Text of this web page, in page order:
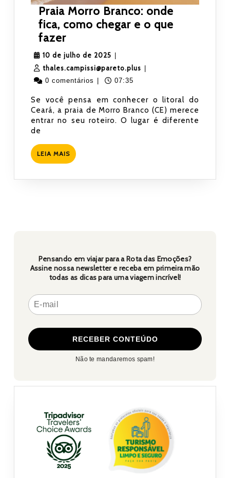
Praia Morro Branco: onde
fica, como chegar e o que
fazerPraia
Morro
Branco:
onde
como
chegar
o
que
10 de julho de 2025 10
de
julho
2025
thales.campissi@pareto.plus
0 comentários
07:35
Se você pensa em conhecer o litoral do
Ceará, a praia de Morro Branco (CE) merece
entrar no seu roteiro. O lugar é diferente
de
LEIA MAISLEIA
MAIS
Pensando em viajar para a Rota das Emoções?
Assine nossa newsletter e receba em primeira mão
todas as dicas para uma viagem incrível!
Não te mandaremos spam!